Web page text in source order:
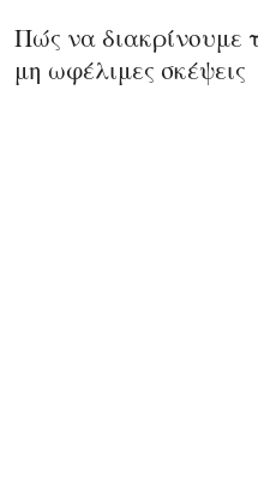
Πώς να διακρίνουμε
μη ωφέλιμες σκέψεις